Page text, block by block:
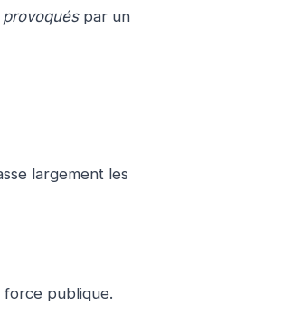
provoquéspar un
largement les
publique.